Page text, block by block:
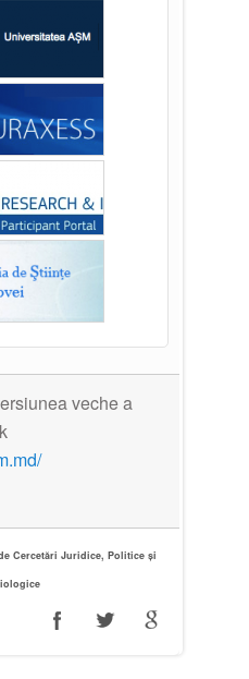
veche a
Cercetări Juridice, Politice și